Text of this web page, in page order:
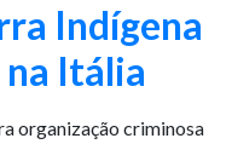
Indígena
Itália
organização criminosa